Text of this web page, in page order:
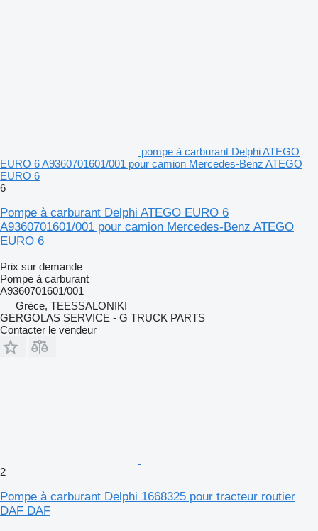
pompe à carburant Delphi ATEGO
EURO 6 A9360701601/001 pour camion Mercedes-Benz ATEGO
EURO 6
6
Pompe à carburant Delphi ATEGO EURO 6
A9360701601/001 pour camion Mercedes-Benz ATEGO
EURO 6
Prix sur demande
Pompe à carburant
A9360701601/001
Grèce, TEESSALONIKI
GERGOLAS SERVICE - G TRUCK PARTS
Contacter le vendeur
2
Pompe à carburant Delphi 1668325 pour tracteur routier
DAF DAF